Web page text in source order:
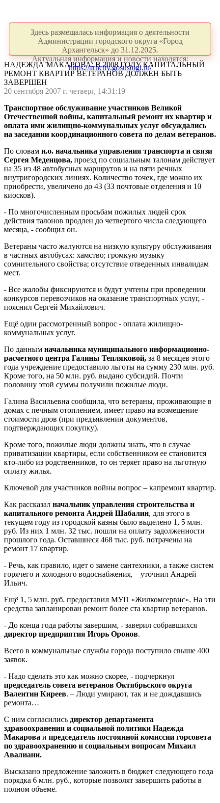
Здесь размещалась информация о деятельности
Администрации городского округа «Город
Архангельск» до 31.12.2025.
Актуальная информация и новости находятся:
https://arhcity.gosuslugi.ru/
НАДЕЖДА МАКАРОВА: В 2008 ГОДУ КАПИТАЛЬНЫЙ
РЕМОНТ КВАРТИР ВЕТЕРАНОВ ДОЛЖЕН БЫТЬ
ЗАВЕРШЕН
20 сентября 2007 г. четверг, 14:31:19
Транспортное обслуживание участников Великой
Отечественной войны, капитальный ремонт их квартир и
оплата ими жилищно-коммунальных услуг обсуждались
на заседании координационного совета по делам ветеранов.
По словам и.о. начальника управления транспорта и связи
Сергея Меденцова, проезд по социальным талонам действует
на 35 из 48 автобусных маршрутов и на пяти речных
внутригородских линиях. Количество точек, где можно их
приобрести, увеличено до 43 (33 почтовые отделения и 10
киосков).
- По многочисленным просьбам пожилых людей срок
действия талонов продлен до четвертого числа следующего
месяца, - сообщил он.
Ветераны часто жалуются на низкую культуру обслуживания
в частных автобусах: хамство; громкую музыку
сомнительного свойства; отсутствие отведенных инвалидам
мест.
- Все жалобы фиксируются и будут учтены при проведении
конкурсов перевозчиков на оказание транспортных услуг, -
пояснил Сергей Михайлович.
Ещё один рассмотренный вопрос - оплата жилищно-
коммунальных услуг.
По данным начальника муниципального информационно-
расчетного центра Галины Тепляковой, за 8 месяцев этого
года учреждение предоставило льготы на сумму 230 млн. руб.
Кроме того, на 50 млн. руб. выдано субсидий. Почти
половину этой суммы получили пожилые люди.
Галина Васильевна сообщила, что ветераны, проживающие в
домах с печным отоплением, имеет право на возмещение
стоимости дров (при предъявлении документов,
подтверждающих покупку).
Кроме того, пожилые люди должны знать, что в случае
приватизации квартиры, если собственником ее становится
кто-либо из родственников, то он теряет право на льготную
оплату жилья.
Ключевой для участников войны вопрос – капремонт квартир.
Как рассказал начальник управления строительства и
капитального ремонта Андрей Шабалин, для этого в
текущем году из городской казны было выделено 1, 5 млн.
руб. Из них 1 млн. 32 тыс. пошли на оплату задолженности
прошлого года. Оставшиеся 468 тыс. руб. потрачены на
ремонт 17 квартир.
- Речь, как правило, идет о замене сантехники, а также систем
горячего и холодного водоснабжения, – уточнил Андрей
Ильич.
Ещё 1, 5 млн. руб. предоставил МУП «Жилкомсервис». На эти
средства запланирован ремонт более ста квартир ветеранов.
- До конца года работы завершим, - заверил собравшихся
директор предприятия Игорь Оронов.
Всего в коммунальные службы города поступило свыше 400
заявок.
- Надо сделать это как можно скорее, - подчеркнул
председатель совета ветеранов Октябрьского округа
Валентин Киреев. – Люди умирают, так и не дождавшись
ремонта…
С ним согласились директор департамента
здравоохранения и социальной политики Надежда
Макарова и председатель постоянной комиссии горсовета
по здравоохранению и социальным вопросам Михаил
Авалиани.
Высказано предложение заложить в бюджет следующего года
порядка 6 млн. руб., которые позволят завершить работы в
полном объеме.